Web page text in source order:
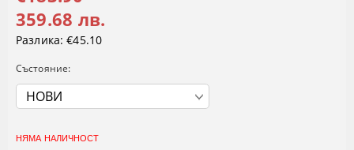
359.68 лв.
Разлика: €45.10
Състояние:
НЯМА НАЛИЧНОСТ